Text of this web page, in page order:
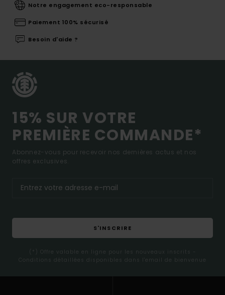
Notre engagement eco-responsable
Paiement 100% sécurisé
Besoin d'aide ?
15% SUR VOTRE
PREMIÈRE COMMANDE*
Abonnez-vous pour recevoir nos dernières actus et nos
offres exclusives.
S'INSCRIRE
(*) Offre valable en ligne pour les nouveaux inscrits -
Conditions détaillées disponibles dans l'email de bienvenue